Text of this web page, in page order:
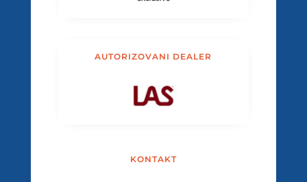
AUTORIZOVANI DEALER
KONTAKT